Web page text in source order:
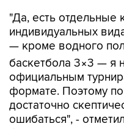
"Да, есть отдельные
индивидуальных
— кроме водного
баскетбола 3×3 — я
официальным
формате. Поэтому
достаточно
ошибаться", -